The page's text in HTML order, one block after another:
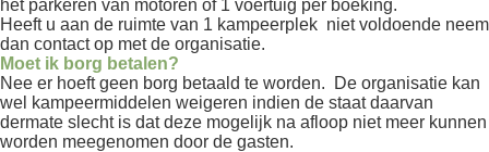
het parkeren van motoren of 1 voertuig per boeking.
Heeft u aan de ruimte van 1 kampeerplek niet voldoende neem
dan contact op met de organisatie.
Moet ik borg betalen?
Nee er hoeft geen borg betaald te worden. De organisatie kan
wel kampeermiddelen weigeren indien de staat daarvan
dermate slecht is dat deze mogelijk na afloop niet meer kunnen
worden meegenomen door de gasten.